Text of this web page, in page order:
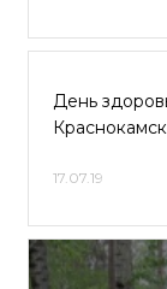
День
17.07.19